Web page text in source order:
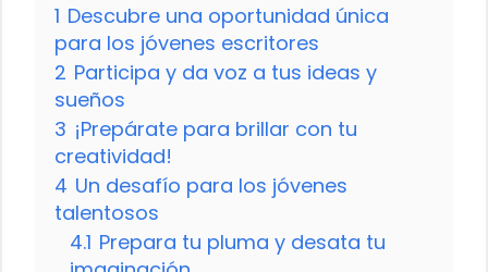
1 Descubre una oportunidad única
para los jóvenes escritores
2 Participa y da voz a tus ideas y
sueños
3 ¡Prepárate para brillar con tu
creatividad!
4 Un desafío para los jóvenes
talentosos
4.1 Prepara tu pluma y desata tu